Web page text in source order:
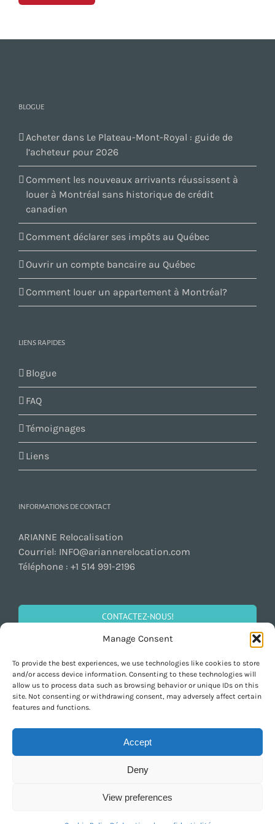
Manage Consent
To provide the best experiences, we use technologies like cookies to store
and/or access device information. Consenting to these technologies will
allow us to process data such as browsing behavior or unique IDs on this
site. Not consenting or withdrawing consent, may adversely affect certain
features and functions.
Accept
Deny
View preferences
BLOGUE
Acheter dans Le Plateau-Mont-Royal : guide de
l’acheteur pour 2026
Comment les nouveaux arrivants réussissent à
louer à Montréal sans historique de crédit
canadien
Comment déclarer ses impôts au Québec
Ouvrir un compte bancaire au Québec
Comment louer un appartement à Montréal?
LIENS RAPIDES
Blogue
FAQ
Témoignages
Liens
INFORMATIONS DE CONTACT
ARIANNE Relocalisation
Courriel: INFO@ariannerelocation.com
Téléphone : +1 514 991-2196
CONTACTEZ-NOUS!
SOCIALISEZ!
Copyright 1997-2026 ARIANNE Relocation Canada | All Rights Reserved |